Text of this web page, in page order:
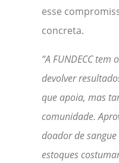
esse
concreta.
“A FUNDECC
devolver
que apoia, mas
comunidade.
doador de
estoques